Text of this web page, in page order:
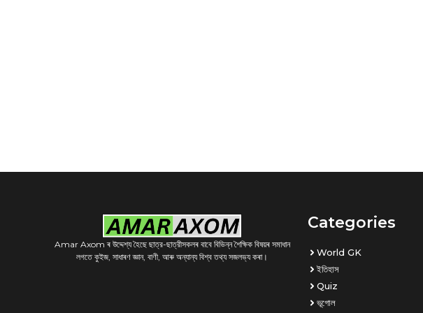
Amar Axom ৰ উদ্দেশ্য হৈছে ছাত্র-ছাত্রীসকলৰ বাবে বিভিন্ন শৈক্ষিক বিষয়ৰ সমাধান
লগতে কুইজ, সাধাৰণ জ্ঞান, বাণী, আৰু অন্যান্য বিশ্ব তথ্য সজলভ্য কৰা।
Categories
World GK
ইতিহাস
Quiz
ভূগোল